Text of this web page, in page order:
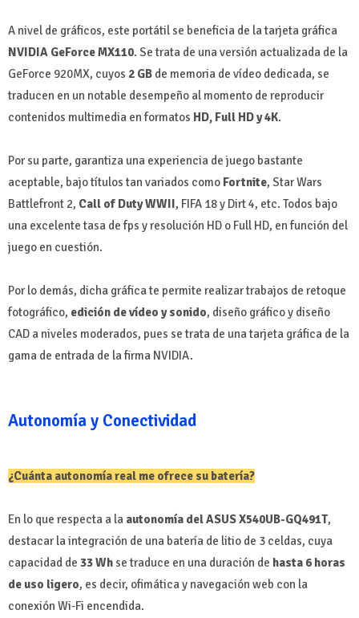
A nivel de gráficos, este portátil se beneficia de la tarjeta gráfica
NVIDIA GeForce MX110. Se trata de una versión actualizada de la
GeForce 920MX, cuyos 2 GB de memoria de vídeo dedicada, se
traducen en un notable desempeño al momento de reproducir
contenidos multimedia en formatos HD, Full HD y 4K.
Por su parte, garantiza una experiencia de juego bastante
aceptable, bajo títulos tan variados como Fortnite, Star Wars
Battlefront 2, Call of Duty WWII, FIFA 18 y Dirt 4, etc. Todos bajo
una excelente tasa de fps y resolución HD o Full HD, en función del
juego en cuestión.
Por lo demás, dicha gráfica te permite realizar trabajos de retoque
fotográfico, edición de vídeo y sonido, diseño gráfico y diseño
CAD a niveles moderados, pues se trata de una tarjeta gráfica de la
gama de entrada de la firma NVIDIA.
Autonomía y Conectividad
¿Cuánta autonomía real me ofrece su batería?
En lo que respecta a la autonomía del ASUS X540UB-GQ491T,
destacar la integración de una batería de litio de 3 celdas, cuya
capacidad de 33 Wh se traduce en una duración de hasta 6 horas
de uso ligero, es decir, ofimática y navegación web con la
conexión Wi-Fi encendida.